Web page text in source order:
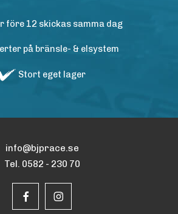
före 12 skickas samma dag
på bränsle- & elsystem
Stort eget lager
info@bjprace.se
Tel. 0582 - 230 70